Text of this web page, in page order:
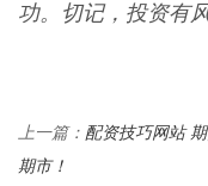
功。切记，投资有
上一篇： 配资技巧网站
期市！